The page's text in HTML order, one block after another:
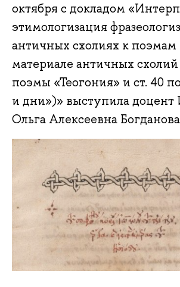
октября с докладом
этимологизация
античных схолиях к поэмам
материале античных схолий
поэмы «Теогония» и ст. 40
и дни»)» выступила
Ольга Алексеевна